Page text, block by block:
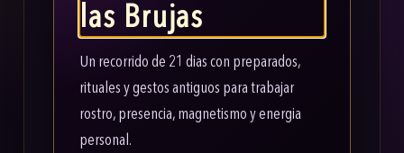
las Brujas
Un recorrido de 21 dias con preparados,
rituales y gestos antiguos para trabajar
rostro, presencia, magnetismo y energia
personal.